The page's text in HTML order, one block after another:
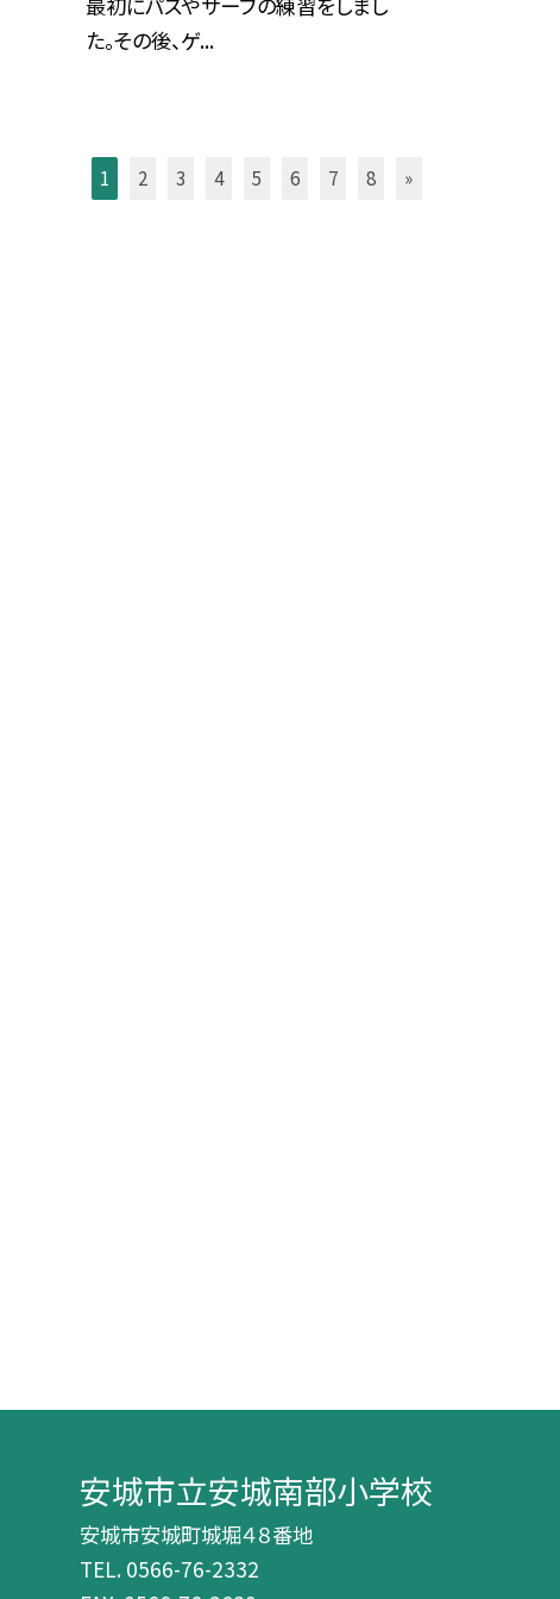
た。その後、ゲ...
1 2 3 4 5 6 7 8 »
安城市立安城南部小学校
安城市安城町城堀４８番地
TEL. 0566-76-2332